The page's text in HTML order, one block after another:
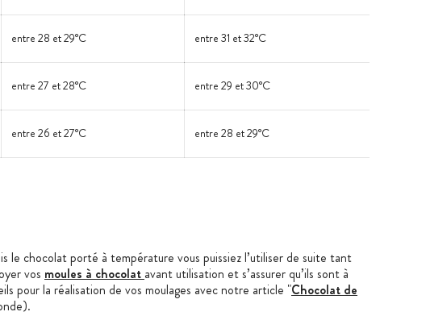
entre 28 et 29°C entre 31 et 32°C
entre 27 et 28°C entre 29 et 30°C
entre 26 et 27°C entre 28 et 29°C
le chocolat porté à température vous puissiez l’utiliser de suite tant
vos moules à chocolat avant utilisation et s’assurer qu’ils sont à
pour la réalisation de vos moulages avec notre article "Chocolat de